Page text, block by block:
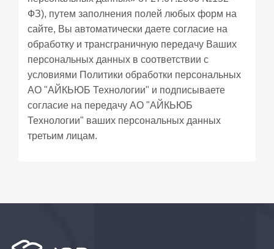
ФЗ), путем заполнения полей любых форм на
сайте, Вы автоматически даете согласие на
обработку и трансграничную передачу Ваших
персональных данных в соответствии с
условиями Политики обработки персональных
АО "АЙКЬЮБ Технологии" и подписываете
согласие на передачу АО "АЙКЬЮБ
Технологии" ваших персональных данных
третьим лицам.